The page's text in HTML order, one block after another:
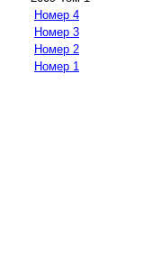
Номер 4
Номер 3
Номер 2
Номер 1